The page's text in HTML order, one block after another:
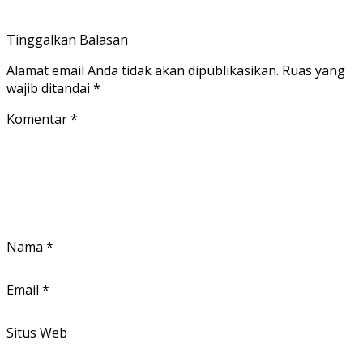
Tinggalkan Balasan
Alamat email Anda tidak akan dipublikasikan. Ruas yang
wajib ditandai *
Komentar*
Nama *
Email *
Situs Web